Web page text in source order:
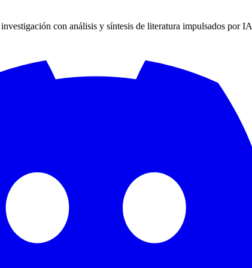
con análisis y síntesis de literatura impulsados por IA